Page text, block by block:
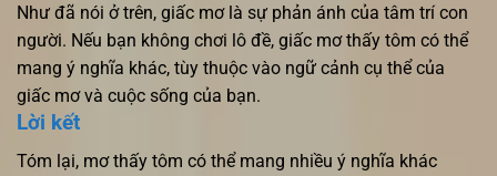
Như đã nói ở trên, giấc mơ là sự phản ánh của tâm trí con
người. Nếu bạn không chơi lô đề, giấc mơ thấy tôm có thể
mang ý nghĩa khác, tùy thuộc vào ngữ cảnh cụ thể của
giấc mơ và cuộc sống của bạn.
Lời kết
Tóm lại, mơ thấy tôm có thể mang nhiều ý nghĩa khác